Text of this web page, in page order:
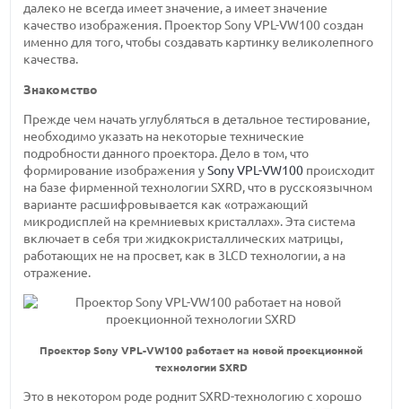
далеко не всегда имеет значение, а имеет значение
качество изображения. Проектор Sony VPL-VW100 создан
именно для того, чтобы создавать картинку великолепного
качества.
Знакомство
Прежде чем начать углубляться в детальное тестирование,
необходимо указать на некоторые технические
подробности данного проектора. Дело в том, что
формирование изображения уSony VPL-VW100 происходит
на базе фирменной технологии SXRD, что в русскоязычном
варианте расшифровывается как «отражающий
микродисплей на кремниевых кристаллах». Эта система
включает в себя три жидкокристаллических матрицы,
работающих не на просвет, как в 3LCD технологии, а на
отражение.
Проектор Sony VPL-VW100 работает на новой проекционной
технологии SXRD
Это в некотором роде роднит SXRD-технологию с хорошо